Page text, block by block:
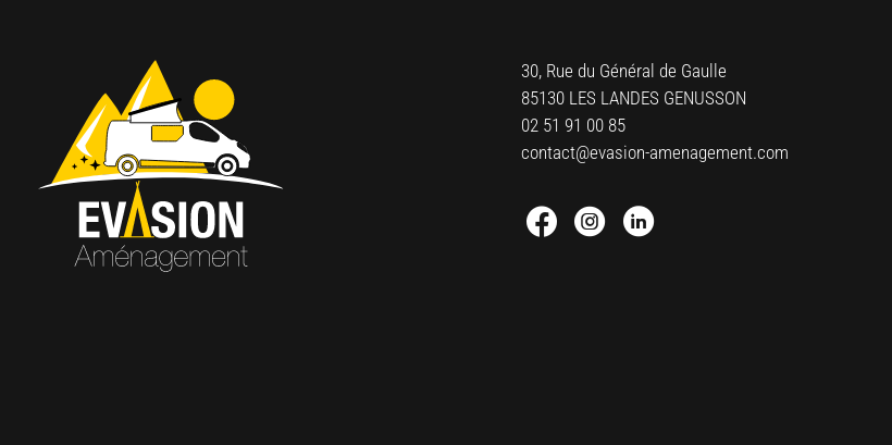
30, Rue du Général de Gaulle
85130 LES LANDES GENUSSON
02 51 91 00 85
contact@evasion-amenagement.com
Facebook : Round
Instagram : Round
Linkedin : Round